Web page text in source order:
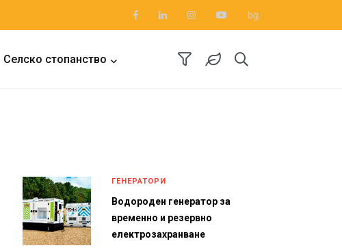
bg
Селско стопанство
ГЕНЕРАТОРИ
Водороден генератор за
временно и резервно
електрозахранване